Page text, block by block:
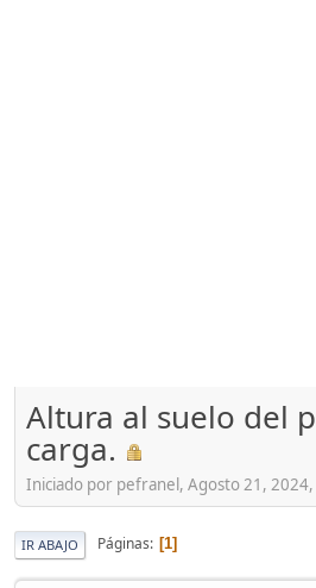
Altura al suelo del
carga.
Iniciado por pefranel, Agosto 21,
IR ABAJO Páginas 1